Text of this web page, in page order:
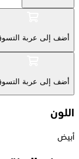
أضف إلى عربة
أضف إلى عربة
اللون
أبيض